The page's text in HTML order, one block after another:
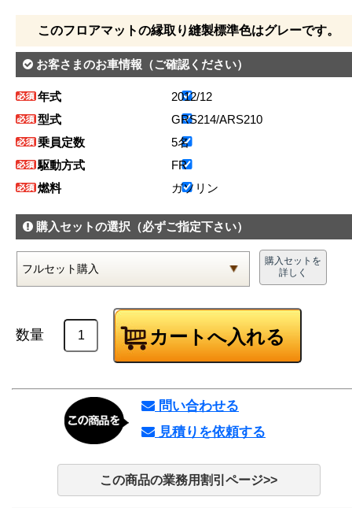
このフロアマットの縁取り縫製標準色はグレーです。
お客さまのお車情報 （ご確認ください）
年式
2012/12
型式
GRS214/ARS210
乗員定数
5名
駆動方式
FR
燃料
ガソリン
購入セットの選択 （必ずご指定下さい）
購入セットを
詳しく
数量
問い合わせる
見積りを依頼する
この商品の業務用割引ページ>>